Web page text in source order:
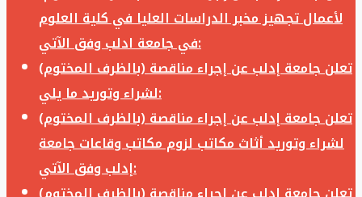
لأعمال تجهيز مخبر الدراسات العليا في كلية العلوم
في جامعة ادلب وفق الآتي:
تعلن جامعة إدلب عن إجراء مناقصة (بالظرف المختوم)
لشراء وتوريد ما يلي:
تعلن جامعة إدلب عن إجراء مناقصة (بالظرف المختوم)
لشراء وتوريد أثاث مكاتب لزوم مكاتب وقاعات جامعة
إدلب وفق الآتي: